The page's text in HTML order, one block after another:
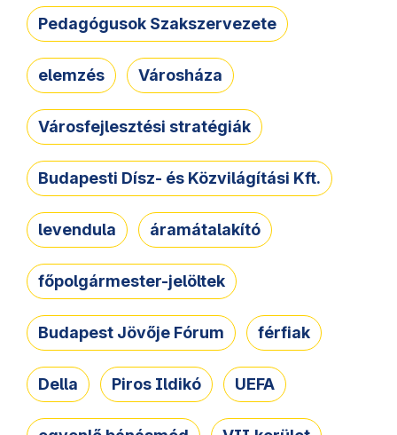
Pedagógusok Szakszervezete
elemzés Városháza
Városfejlesztési stratégiák
Budapesti Dísz- és Közvilágítási Kft.
levendula áramátalakító
főpolgármester-jelöltek
Budapest Jövője Fórum férfiak
Della Piros Ildikó UEFA